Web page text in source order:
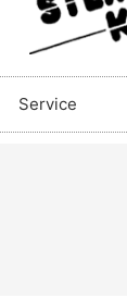
Service